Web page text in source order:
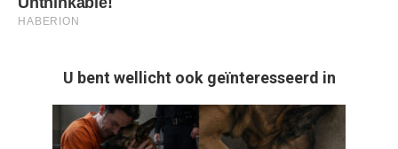
U bent wellicht ook geïnteresseerd in